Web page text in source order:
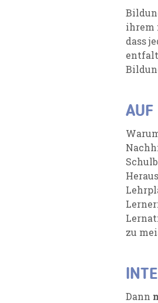
ihrem
dass
AUF
zu
Dann